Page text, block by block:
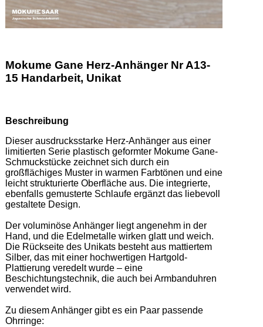
Mokume Gane Herz-Anhänger Nr A13-
15 Handarbeit, Unikat
Beschreibung
Dieser ausdrucksstarke Herz-Anhänger aus einer
limitierten Serie plastisch geformter Mokume Gane-
Schmuckstücke zeichnet sich durch ein
großflächiges Muster in warmen Farbtönen und eine
leicht strukturierte Oberfläche aus. Die integrierte,
ebenfalls gemusterte Schlaufe ergänzt das liebevoll
gestaltete Design.
Der voluminöse Anhänger liegt angenehm in der
Hand, und die Edelmetalle wirken glatt und weich.
Die Rückseite des Unikats besteht aus mattiertem
Silber, das mit einer hochwertigen Hartgold-
Plattierung veredelt wurde – eine
Beschichtungstechnik, die auch bei Armbanduhren
verwendet wird.
Zu diesem Anhänger gibt es ein Paar passende
Ohrringe: